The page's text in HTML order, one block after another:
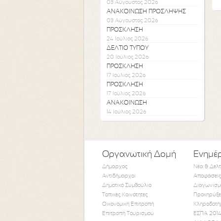
03 Αύγουστος 2026
ΑΝΑΚΟΙΝΩΣΗ ΠΡΟΣΛΗΨΗΣ
03 Αύγουστος 2026
ΠΡΟΣΚΛΗΣΗ
24 Ιούλιος 2026
ΔΕΛΤΙΟ ΤΥΠΟΥ
20 Ιούλιος 2026
ΠΡΟΣΚΛΗΣΗ
17 Ιούλιος 2026
ΠΡΟΣΚΛΗΣΗ
17 Ιούλιος 2026
ΑΝΑΚΟΙΝΩΣΗ
14 Ιούλιος 2026
Οργανωτική Δομή
Δήμαρχος
Αντιδήμαρχοι
Δημοτικό Συμβούλιο
Τοπικές Κοινότητες
Οικονομική Επιτροπή
Επιτροπή Τουρισμού
Νέα &
ΕΣΠΑ